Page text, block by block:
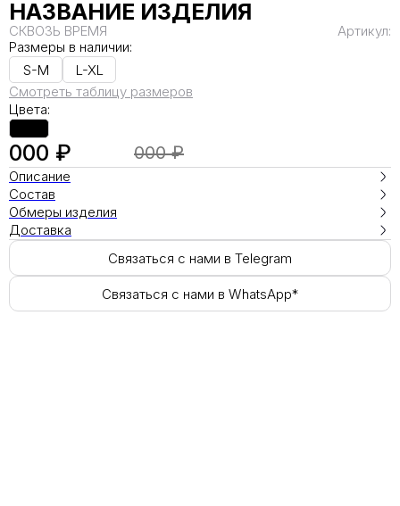
НАЗВАНИЕ ИЗДЕЛИЯ
СКВОЗЬ ВРЕМЯ
Артикул:
Размеры в наличии:
S-M
L-XL
Смотреть таблицу размеров
Цвета:
000 ₽ 000 ₽
Описание
Состав
Обмеры изделия
Доставка
Связаться с нами в Telegram
Связаться с нами в WhatsApp*